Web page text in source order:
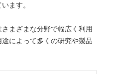
ます。
まざまな分野で幅広く利用
によって多くの研究や製品